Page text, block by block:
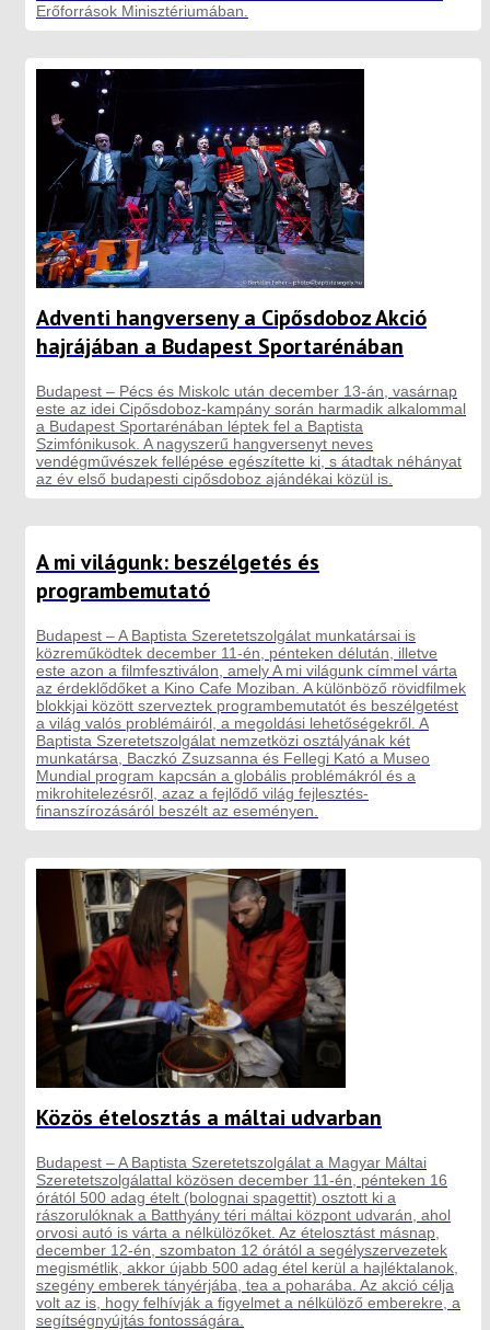
Erőforrások Minisztériumában.
Adventi hangverseny a Cipősdoboz Akció
hajrájában a Budapest Sportarénában
Budapest – Pécs és Miskolc után december 13-án, vasárnap
este az idei Cipősdoboz-kampány során harmadik alkalommal
a Budapest Sportarénában léptek fel a Baptista
Szimfónikusok. A nagyszerű hangversenyt neves
vendégművészek fellépése egészítette ki, s átadtak néhányat
az év első budapesti cipősdoboz ajándékai közül is.
A mi világunk: beszélgetés és
programbemutató
Budapest – A Baptista Szeretetszolgálat munkatársai is
közreműködtek december 11-én, pénteken délután, illetve
este azon a filmfesztiválon, amely A mi világunk címmel várta
az érdeklődőket a Kino Cafe Moziban. A különböző rövidfilmek
blokkjai között szerveztek programbemutatót és beszélgetést
a világ valós problémáiról, a megoldási lehetőségekről. A
Baptista Szeretetszolgálat nemzetközi osztályának két
munkatársa, Baczkó Zsuzsanna és Fellegi Kató a Museo
Mundial program kapcsán a globális problémákról és a
mikrohitelezésről, azaz a fejlődő világ fejlesztés-
finanszírozásáról beszélt az eseményen.
Közös ételosztás a máltai udvarban
Budapest – A Baptista Szeretetszolgálat a Magyar Máltai
Szeretetszolgálattal közösen december 11-én, pénteken 16
órától 500 adag ételt (bolognai spagettit) osztott ki a
rászorulóknak a Batthyány téri máltai központ udvarán, ahol
orvosi autó is várta a nélkülözőket. Az ételosztást másnap,
december 12-én, szombaton 12 órától a segélyszervezetek
megismétlik, akkor újabb 500 adag étel kerül a hajléktalanok,
szegény emberek tányérjába, tea a poharába. Az akció célja
volt az is, hogy felhívják a figyelmet a nélkülöző emberekre, a
segítségnyújtás fontosságára.